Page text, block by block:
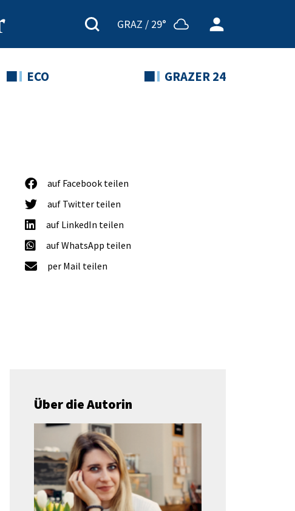
GRAZ / 29°
ECO GRAZER 24
auf Facebook teilen
auf Twitter teilen
auf LinkedIn teilen
auf WhatsApp teilen
per Mail teilen
Über die Autorin